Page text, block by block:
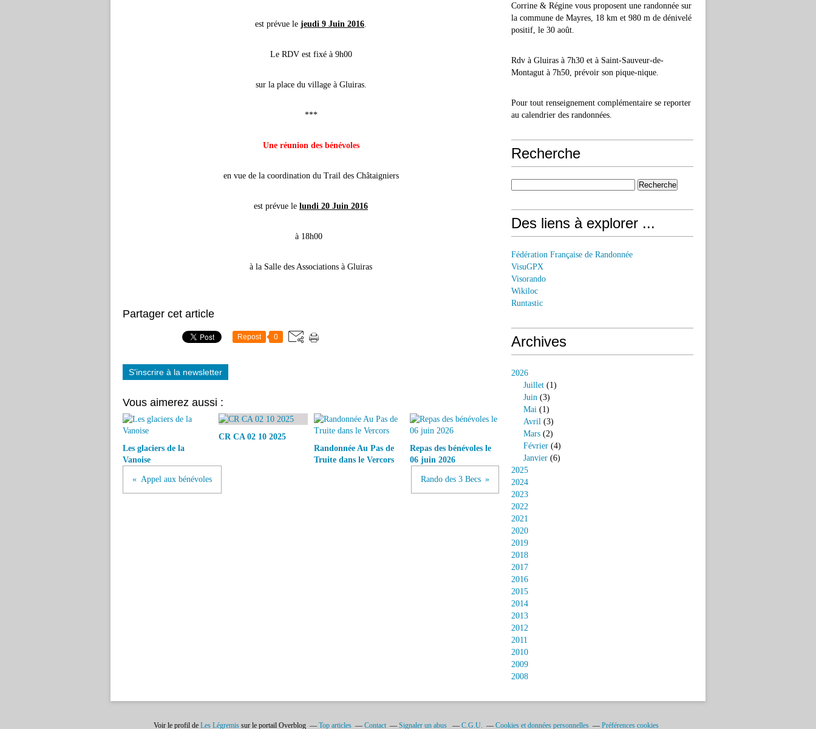
est prévue le jeudi 9 Juin 2016.
Le RDV est fixé à 9h00
sur la place du village à Gluiras.
***
Une réunion des bénévoles
en vue de la coordination du Trail des Châtaigniers
est prévue le lundi 20 Juin 2016
à 18h00
à la Salle des Associations à Gluiras
Partager cet article
Repost 0
S'inscrire à la newsletter
Vous aimerez aussi :
Les glaciers de la
Vanoise
CR CA 02 10 2025
Randonnée Au Pas de
Truite dans le Vercors
Repas des bénévoles le
06 juin 2026
Appel aux bénévoles Rando des 3 Becs
Corrine & Régine vous proposent une randonnée sur
la commune de Mayres, 18 km et 980 m de dénivelé
positif, le 30 août.
Rdv à Gluiras à 7h30 et à Saint-Sauveur-de-
Montagut à 7h50, prévoir son pique-nique.
Pour tout renseignement complémentaire se reporter
au calendrier des randonnées.
Recherche
Des liens à explorer ...
Fédération Française de Randonnée
VisuGPX
Visorando
Wikiloc
Runtastic
Archives
2026
Juillet (1)
Juin (3)
Mai (1)
Avril (3)
Mars (2)
Février (4)
Janvier (6)
2025
2024
2023
2022
2021
2020
2019
2018
2017
2016
2015
2014
2013
2012
2011
2010
2009
2008
Voir le profil de Les Légremis sur le portail Overblog Top articles Contact Signaler un abus C.G.U. Cookies et données personnelles Préférences cookies